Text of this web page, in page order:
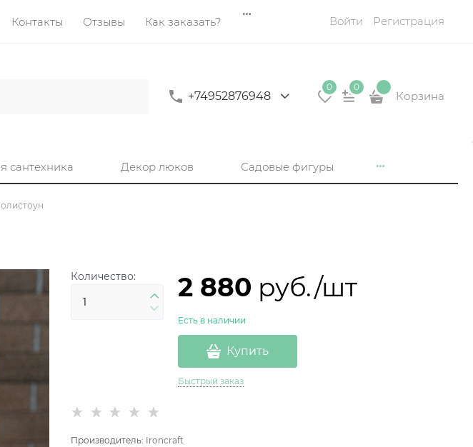
Контакты Отзывы Как заказать? Войти Регистрация
+74952876948
0 0
Корзина
сантехника Декор люков Садовые фигуры
Количество: 2 880 руб./шт
Есть в наличии
Купить
Быстрый заказ
Производитель: Ironcraft